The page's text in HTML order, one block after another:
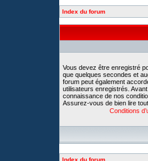
Index du forum
Vous devez être enregistré
que quelques secondes et
forum peut également
utilisateurs enregistrés.
connaissance de nos
Assurez-vous de bien lire
Conditions
Index du forum